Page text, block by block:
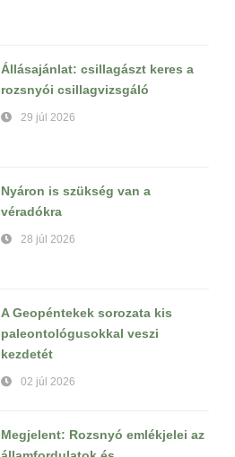
Állásajánlat: csillagászt keres a
rozsnyói csillagvizsgáló
29 júl 2026
Nyáron is szükség van a
véradókra
28 júl 2026
A Geopéntekek sorozata kis
paleontológusokkal veszi
kezdetét
02 júl 2026
Megjelent: Rozsnyó emlékjelei az